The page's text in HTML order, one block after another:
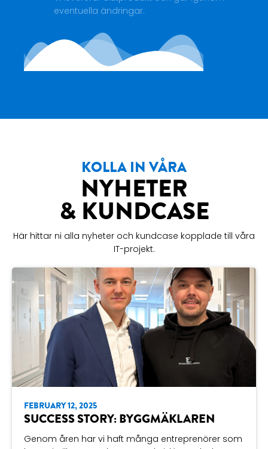
eventuella ändringar.
KOLLA IN VÅRA
NYHETER
& KUNDCASE
Här hittar ni alla nyheter och kundcase kopplade till våra
IT-projekt.
FEBRUARY 12, 2025
SUCCESS STORY: BYGGMÄKLAREN
Genom åren har vi haft många entreprenörer som